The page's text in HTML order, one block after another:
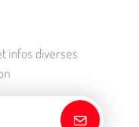
infos diverses